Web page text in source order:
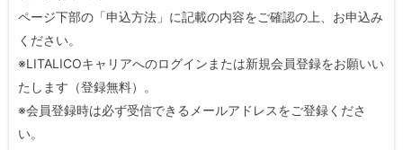
ページ下部の「申込方法」に記載の内容をご確認の上、お申込み
ください。
※LITALICOキャリアへのログインまたは新規会員登録をお願いい
たします（登録無料）。
※会員登録時は必ず受信できるメールアドレスをご登録くださ
い。